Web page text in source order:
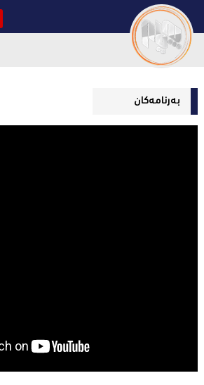
بەرنامەکان